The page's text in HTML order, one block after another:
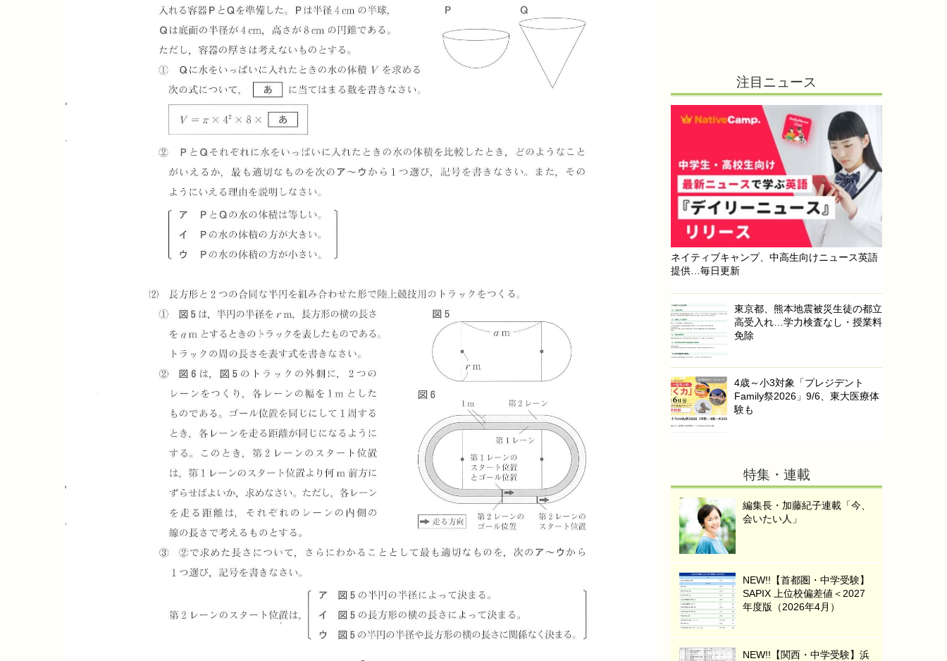
注目ニュース
ネイティブキャンプ、中高生向けニュース英語
提供…毎日更新
東京都、熊本地震被災生徒の都立
高受入れ…学力検査なし・授業料
免除
4歳～小3対象「プレジデント
Family祭2026」9/6、東大医療体
験も
特集・連載
編集長・加藤紀子連載「今、
会いたい人」
NEW!!【首都圏・中学受験】
SAPIX 上位校偏差値＜2027
年度版（2026年4月）
NEW!!【関西・中学受験】浜